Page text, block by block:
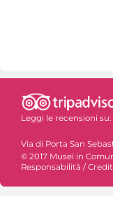
Leggi le recensioni su:
Via di Porta San
© 2017 Musei in
Responsabilità /